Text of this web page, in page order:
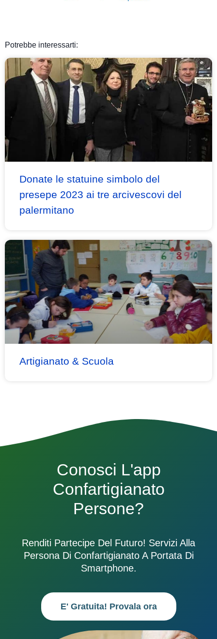
Potrebbe interessarti:
Donate le statuine simbolo del
presepe 2023 ai tre arcivescovi del
palermitano
Artigianato & Scuola
Conosci L'app
Confartigianato
Persone?
Renditi Partecipe Del Futuro! Servizi Alla
Persona Di Confartigianato A Portata Di
Smartphone.
E' Gratuita! Provala ora